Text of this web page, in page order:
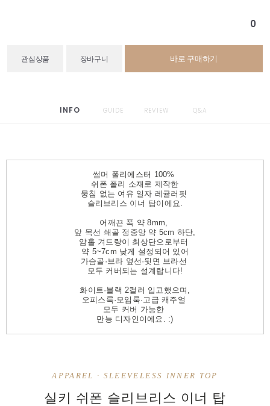
0
관심상품 장바구니 바로 구매하기
INFO GUIDE REVIEW Q&A
썸머 폴리에스터 100%
쉬폰 폴리 소재로 제작한
뭉침 없는 여유 일자 레귤러핏
슬리브리스 이너 탑이에요.
어깨끈 폭 약 8mm,
앞 목선 쇄골 정중앙 약 5cm 하단,
암홀 겨드랑이 최상단으로부터
약 5~7cm 낮게 설정되어 있어
가슴골·브라 옆선·뒷면 브라선
모두 커버되는 설계랍니다!
화이트·블랙 2컬러 입고했으며,
오피스룩·모임룩·고급 캐주얼
모두 커버 가능한
만능 디자인이에요. :)
APPAREL · SLEEVELESS INNER TOP
실키 쉬폰 슬리브리스 이너 탑